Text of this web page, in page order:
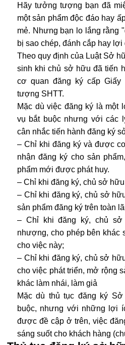
Hãy tưởng tượng bạn đã
một sản phẩm độc đáo hay
mẻ. Nhưng bạn lo lắng rằng
bị sao chép, đánh cắp hay lợi
Theo quy định của Luật Sở
sinh khi chủ sở hữu đã tiến
cơ quan đăng ký cấp
tượng SHTT.
Mặc dù việc đăng ký là một
vụ bắt buộc nhưng với các
cân nhắc tiến hành đăng ký
– Chỉ khi đăng ký và được
nhận đăng ký cho sản
phẩm mới được phát huy.
– Chỉ khi đăng ký, chủ sở
– Chỉ khi đăng ký, chủ sở
sản phẩm đăng ký trên toàn
– Chỉ khi đăng ký, chủ
nhượng, cho phép bên khác
cho việc này;
– Chỉ khi đăng ký, chủ sở
cho việc phát triển, mở rộng
khác làm nhái, làm giả
Mặc dù thủ tục đăng ký
buộc, nhưng với những lợi
được đề cập ở trên, việc
sáng suốt cho khách hàng